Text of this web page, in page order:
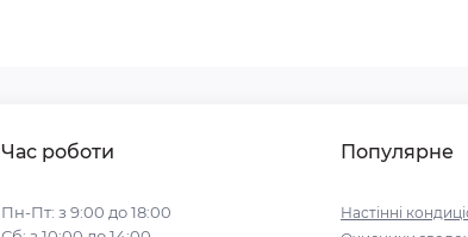
Час роботи
Пн-Пт: з 9:00 до 18:00
Популярне
Настінні